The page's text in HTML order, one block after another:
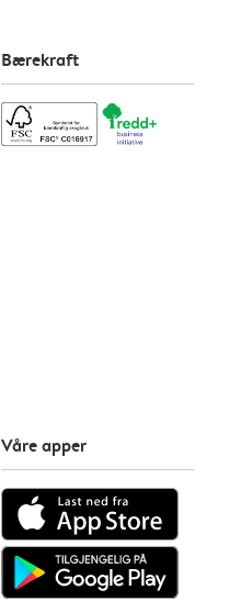
Bærekraft
Våre apper